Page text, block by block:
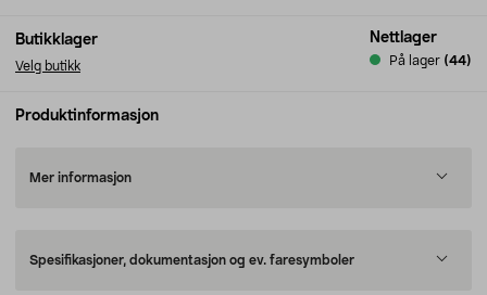
Butikklager
Velg butikk
Nettlager
På lager (44)
Produktinformasjon
Mer informasjon
Spesifikasjoner, dokumentasjon og ev. faresymboler